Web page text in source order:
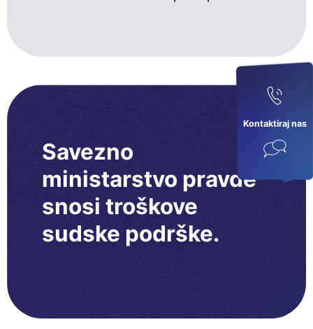
Kontaktiraj nas
Savezno
ministarstvo pravde
snosi troškove
sudske podrške.